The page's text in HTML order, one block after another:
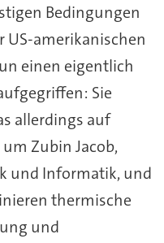
Bedingungen
US-amerikanischen
einen eigentlich
Sie
allerdings auf
Zubin Jacob,
und Informatik, und
thermische
und